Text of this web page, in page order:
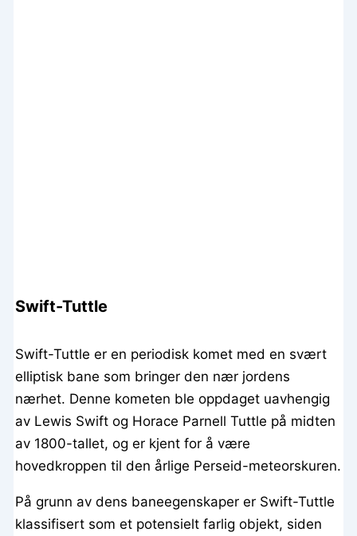
Swift-Tuttle
Swift-Tuttle er en periodisk komet med en svært
elliptisk bane som bringer den nær jordens
nærhet. Denne kometen ble oppdaget uavhengig
av Lewis Swift og Horace Parnell Tuttle på midten
av 1800-tallet, og er kjent for å være
hovedkroppen til den årlige Perseid-meteorskuren.
På grunn av dens baneegenskaper er Swift-Tuttle
klassifisert som et potensielt farlig objekt, siden